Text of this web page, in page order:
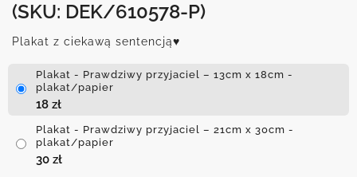
(SKU: DEK/610578-P)
Plakat z ciekawą sentencją♥
Plakat - Prawdziwy przyjaciel – 13cm x 18cm -
plakat/papier
18 zł
Plakat - Prawdziwy przyjaciel – 21cm x 30cm -
plakat/papier
30 zł